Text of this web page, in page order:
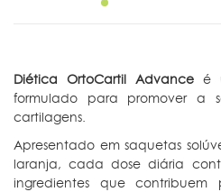
Diética OrtoCartil Advance é
formulado para promover a
cartilagens.
Apresentado em saquetas
laranja, cada dose diária
ingredientes que